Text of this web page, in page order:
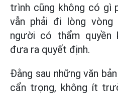
trình cũng không có gì
vẫn phải đi lòng
người có thẩm quyền
đưa ra quyết định.
Đằng sau những văn
cẩn trọng, không ít